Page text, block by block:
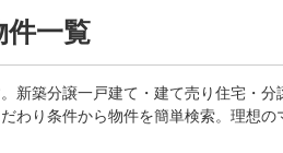
件一覧
新築分譲一戸建て・建て売り住宅・
わり条件から物件を簡単検索。理想